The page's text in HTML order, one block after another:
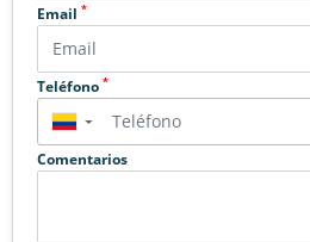
Email *
Teléfono *
▼
Comentarios